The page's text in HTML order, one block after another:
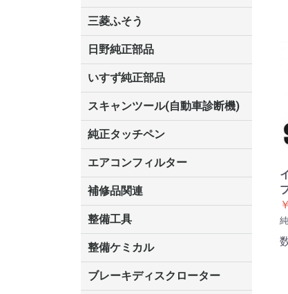
ミニキャブ
デリカ
コルト
RVR
パジェロミニ
パジェロ
パジェロイオ
アスパイア
ランサー
ディンゴ
ミニキャブミーブ
ミニキャブバン
ミニキャブトラック
コルトプラス
ekワゴン・アクティブ・スポー
ツ・クラッシィ
キャンター
ギャラン
タウンボックス
ディオン
トッポBJ
ミニカ
ミニキャブ
レグナム
三菱ふそう
ファイター
日野純正部品
いすず純正部品
ビッグホーン
ギガ
フォワード
エルフ
スキャンツール(自動車診断機)
ALTIA(アルティア)
インターサポート(G-SCAN)
TAPS Inc.(タップスアイエヌシ
ツールプラネット
デンソーソリューション
日本ベンチャー
日立オートパーツ&サービス
ヤマト自動車
Seednew(シーズニュー)
BANZAI
コードリーダー各種
オプション各種
イ
純正タッチペン
レクサス
トヨタ
日産
ホンダ
三菱
マツダ
スバル
ダイハツ
スズキ
エアコンフィルター
補修品関連
整備工具
KOTO
ガレージジャッキ
エアーツール
ハンドツール
車両診断機
整備ケミカル
冷却水関連
エアコン整備
ドライブジョイDJ
ブレーキディスクローター